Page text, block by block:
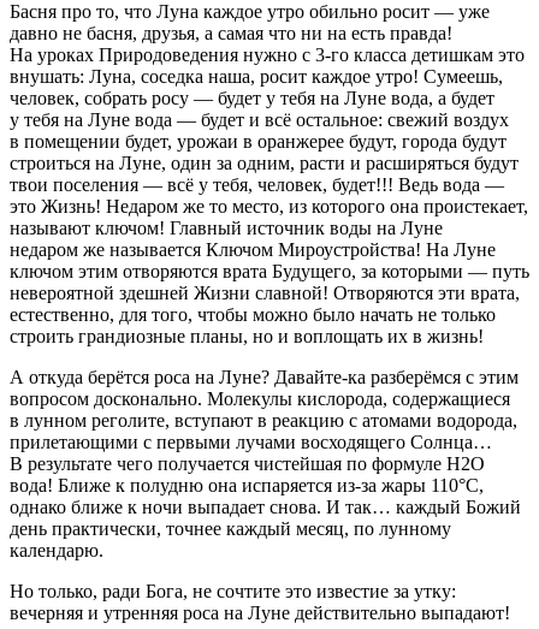
Басня про то, что Луна каждое утро обильно росит — уже
давно не басня, друзья, а самая что ни на есть правда!
На уроках Природоведения нужно с 3-го класса детишкам это
внушать: Луна, соседка наша, росит каждое утро! Сумеешь,
человек, собрать росу — будет у тебя на Луне вода, а будет
у тебя на Луне вода — будет и всё остальное: свежий воздух
в помещении будет, урожаи в оранжерее будут, города будут
строиться на Луне, один за одним, расти и расширяться будут
твои поселения — всё у тебя, человек, будет!!! Ведь вода —
это Жизнь! Недаром же то место, из которого она проистекает,
называют ключом! Главный источник воды на Луне
недаром же называется Ключом Мироустройства! На Луне
ключом этим отворяются врата Будущего, за которыми — путь
невероятной здешней Жизни славной! Отворяются эти врата,
естественно, для того, чтобы можно было начать не только
строить грандиозные планы, но и воплощать их в жизнь!
А откуда берётся роса на Луне? Давайте-ка разберёмся с этим
вопросом досконально. Молекулы кислорода, содержащиеся
в лунном реголите, вступают в реакцию с атомами водорода,
прилетающими с первыми лучами восходящего Солнца…
В результате чего получается чистейшая по формуле Н2О
вода! Ближе к полудню она испаряется из-за жары 110°С,
однако ближе к ночи выпадает снова. И так… каждый Божий
день практически, точнее каждый месяц, по лунному
календарю.
Но только, ради Бога, не сочтите это известие за утку:
вечерняя и утренняя роса на Луне действительно выпадают!